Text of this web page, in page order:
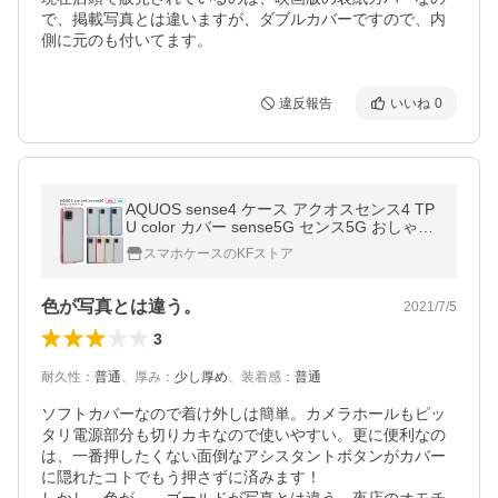
で、掲載写真とは違いますが、ダブルカバーですので、内
側に元のも付いてます。
違反報告 いいね 0
AQUOS sense4 ケース アクオスセンス4 TP
U color カバー sense5G センス5G おしゃれ
耐衝撃 クリア スマホ A003SH A004SH SH-4
1A SH41A SHG03 SH-53A SH53A
スマホケースのKFストア
色が写真とは違う。 2021/7/5
3
耐久性 ： 普通、 厚み ： 少し厚め、 装着感 ： 普通
ソフトカバーなので着け外しは簡単。カメラホールもピッ
タリ電源部分も切りカキなので使いやすい。更に便利なの
は、一番押したくない面倒なアシスタントボタンがカバー
に隠れたコトでもう押さずに済みます！